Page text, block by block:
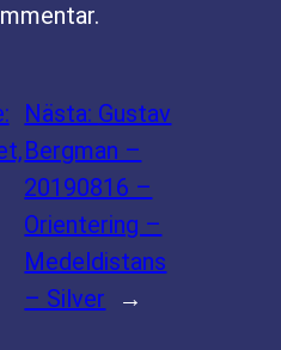
Nästa: Gustav
Bergman –
20190816 –
Orientering –
Medeldistans
– Silver
→